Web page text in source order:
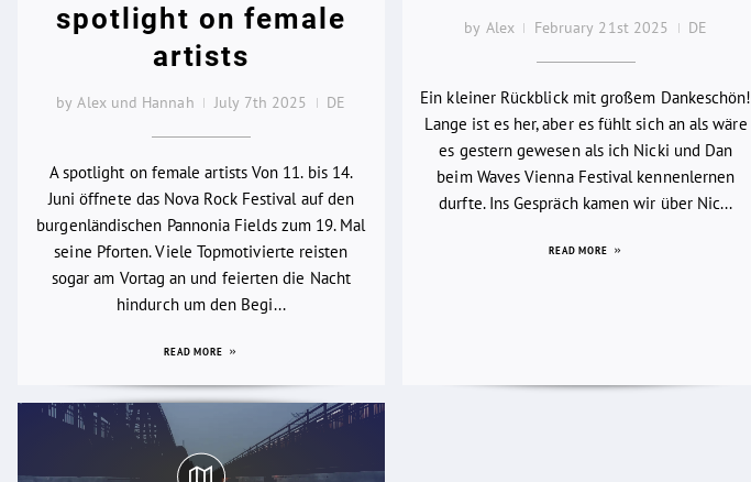
spotlight on female
artists
by Alex und Hannah July 7th 2025 DE
A spotlight on female artists Von 11. bis 14.
Juni öffnete das Nova Rock Festival auf den
burgenländischen Pannonia Fields zum 19. Mal
seine Pforten. Viele Topmotivierte reisten
sogar am Vortag an und feierten die Nacht
hindurch um den Begi...
READ MORE
by Alex February 21st 2025 DE
Ein kleiner Rückblick mit großem Dankeschön!
Lange ist es her, aber es fühlt sich an als wäre
es gestern gewesen als ich Nicki und Dan
beim Waves Vienna Festival kennenlernen
durfte. Ins Gespräch kamen wir über Nic...
READ MORE